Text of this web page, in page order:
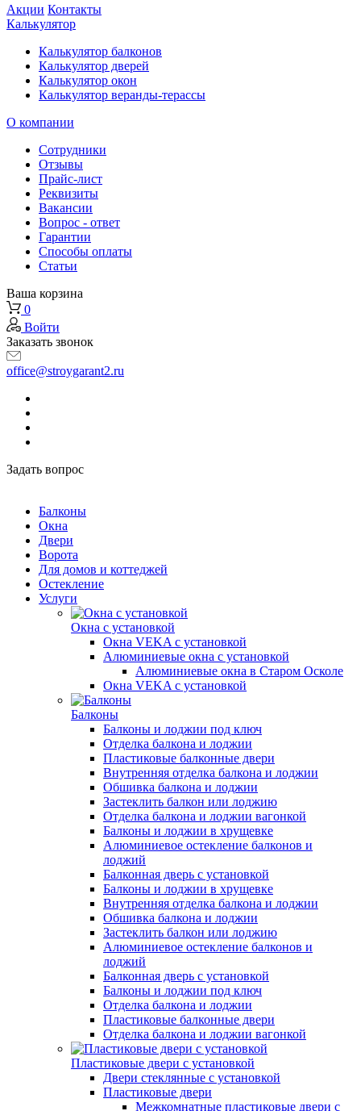
Акции Контакты
Калькулятор
Калькулятор балконов
Калькулятор дверей
Калькулятор окон
Калькулятор веранды-терассы
О компании
Сотрудники
Отзывы
Прайс-лист
Реквизиты
Вакансии
Вопрос - ответ
Гарантии
Способы оплаты
Статьи
Ваша корзина
0
Войти
Заказать звонок
office@stroygarant2.ru
Задать вопрос
Балконы
Окна
Двери
Ворота
Для домов и коттеджей
Остекление
Услуги
Окна с установкой
Окна VEKA с установкой
Алюминиевые окна с установкой
Алюминиевые окна в Старом Осколе
Окна VEKA с установкой
Балконы
Балконы и лоджии под ключ
Отделка балкона и лоджии
Пластиковые балконные двери
Внутренняя отделка балкона и лоджии
Обшивка балкона и лоджии
Застеклить балкон или лоджию
Отделка балкона и лоджии вагонкой
Балконы и лоджии в хрущевке
Алюминиевое остекление балконов и
лоджий
Балконная дверь с установкой
Балконы и лоджии в хрущевке
Внутренняя отделка балкона и лоджии
Обшивка балкона и лоджии
Застеклить балкон или лоджию
Алюминиевое остекление балконов и
лоджий
Балконная дверь с установкой
Балконы и лоджии под ключ
Отделка балкона и лоджии
Пластиковые балконные двери
Отделка балкона и лоджии вагонкой
Пластиковые двери с установкой
Двери стеклянные с установкой
Пластиковые двери
Межкомнатные пластиковые двери с